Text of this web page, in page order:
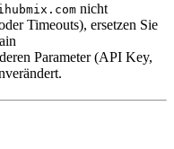
nicht
Timeouts), ersetzen Sie
Parameter (API Key,